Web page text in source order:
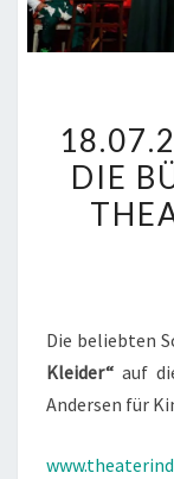
DIE
Die beliebten
Kleider“ auf
Andersen für